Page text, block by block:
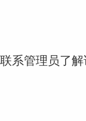
系管理员了